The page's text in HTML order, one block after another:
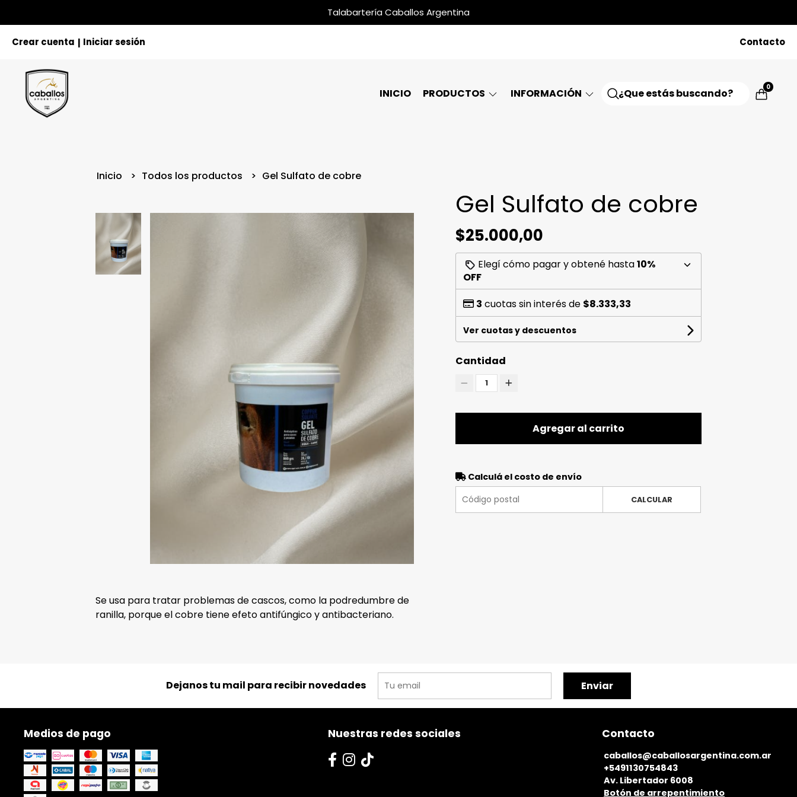
Talabartería Caballos Argentina
Crear cuenta Iniciar sesión Contacto
INICIO PRODUCTOS INFORMACIÓN 0
Inicio Todos los productos Gel Sulfato de cobre
Se usa para tratar problemas de cascos, como la podredumbre de
ranilla, porque el cobre tiene efeto antifúngico y antibacteriano.
Gel Sulfato de cobre
$25.000,00
Elegí cómo pagar y obtené hasta10%
OFF
3 cuotas sin interés de $8.333,33
Ver cuotas y descuentos
Cantidad
1
Agregar al carrito
Calculá el costo de envío
CALCULAR
Dejanos tu mail para recibir novedades Enviar
Medios de pago Nuestras redes sociales Contacto
caballos@caballosargentina.com.ar
+5491130754843
Av. Libertador 6008
Botón de arrepentimiento